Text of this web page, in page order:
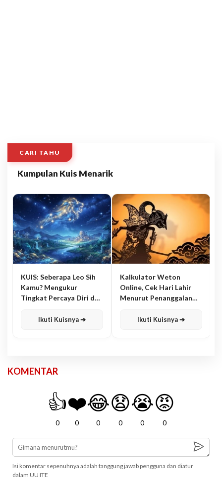
CARI TAHU
Kumpulan Kuis Menarik
KUIS: Seberapa Leo Sih
Kamu? Mengukur
Tingkat Percaya Diri dan
Ikuti Kuisnya ➔
Kalkulator Weton
Online, Cek Hari Lahir
Menurut Penanggalan
Ikuti Kuisnya ➔
KOMENTAR
👍
0
❤️
0
😂
0
😧
0
😭
0
😡
0
Isi komentar sepenuhnya adalah tanggung jawab pengguna dan diatur
dalam UU ITE